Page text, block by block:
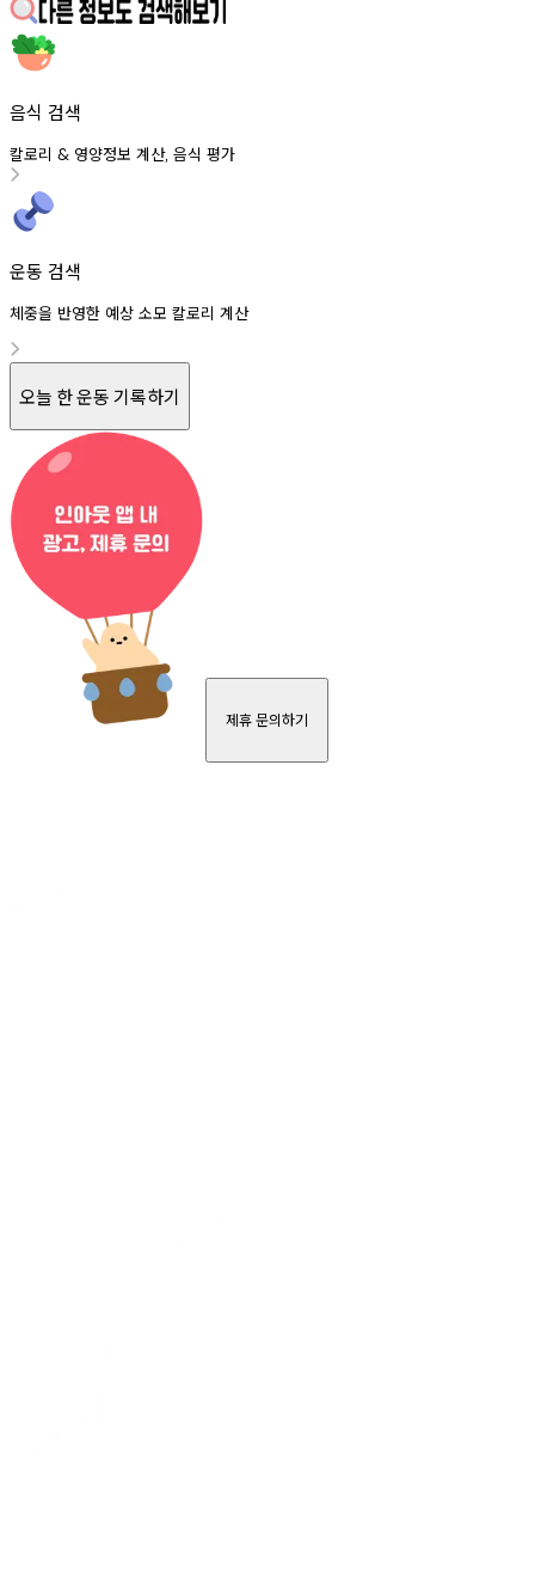
음식 검색
칼로리 & 영양정보 계산, 음식 평가
운동 검색
체중을 반영한 예상 소모 칼로리 계산
오늘 한 운동 기록하기
제휴 문의하기